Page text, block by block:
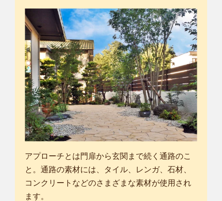
アプローチとは門扉から玄関まで続く通路のこ
と。通路の素材には、タイル、レンガ、石材、
コンクリートなどのさまざまな素材が使用され
ます。